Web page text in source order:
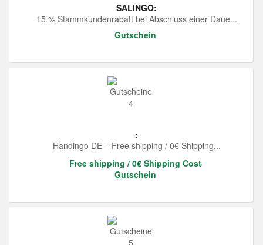
SALiNGO:
15 % Stammkundenrabatt bei Abschluss einer Daue...
Gutschein
:
Handingo DE – Free shipping / 0€ Shipping...
Free shipping / 0€ Shipping Cost
Gutschein